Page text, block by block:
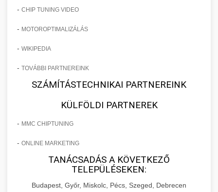
- CHIP TUNING VIDEO
- MOTOROPTIMALIZÁLÁS
- WIKIPEDIA
- TOVÁBBI PARTNEREINK
SZÁMÍTÁSTECHNIKAI PARTNEREINK
KÜLFÖLDI PARTNEREK
- MMC CHIPTUNING
- ONLINE MARKETING
TANÁCSADÁS A KÖVETKEZŐ
TELEPÜLÉSEKEN:
Budapest, Győr, Miskolc, Pécs, Szeged, Debrecen